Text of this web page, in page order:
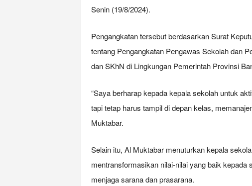
Senin (19/8/2024).
Pengangkatan tersebut berdasarkan Surat
tentang Pengangkatan Pengawas Sekolah dan
dan SKhN di Lingkungan Pemerintah Provinsi
“Saya berharap kepada kepala sekolah untuk
tapi tetap harus tampil di depan kelas,
Muktabar.
Selain itu, Al Muktabar menuturkan kepala
mentransformasikan nilai-nilai yang baik
menjaga sarana dan prasarana.